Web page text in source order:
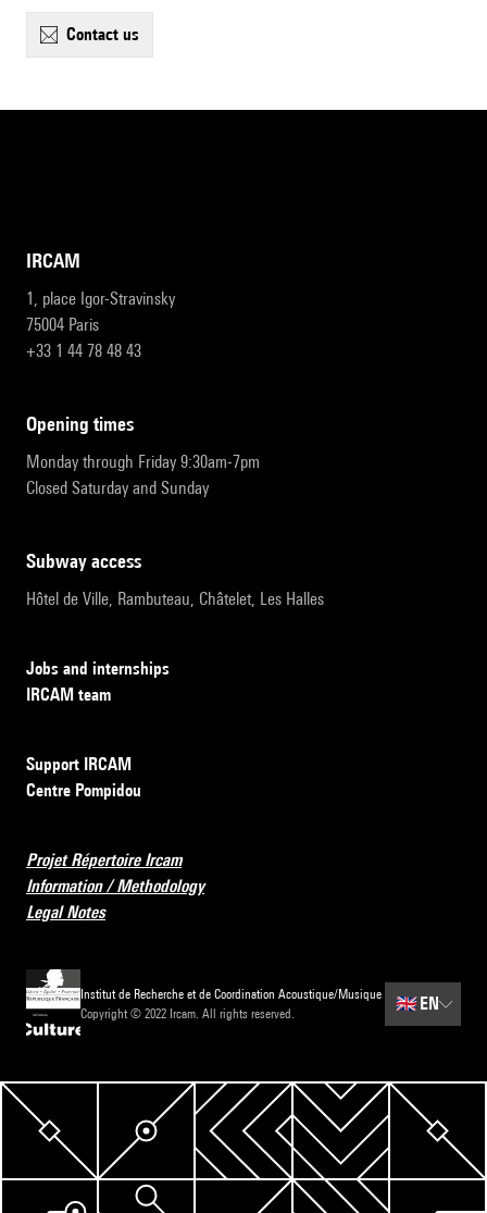
contact us
IRCAM
1, place Igor-Stravinsky
75004 Paris
+33 1 44 78 48 43
opening times
Monday through Friday 9:30am-7pm
Closed Saturday and Sunday
subway access
Hôtel de Ville, Rambuteau, Châtelet, Les Halles
Jobs and internships
IRCAM team
Support IRCAM
Centre Pompidou
Projet Répertoire Ircam
Information / Methodology
Legal Notes
Institut de Recherche et de Coordination Acoustique/Musique
Copyright © 2022 Ircam. All rights reserved.
🇬🇧 EN